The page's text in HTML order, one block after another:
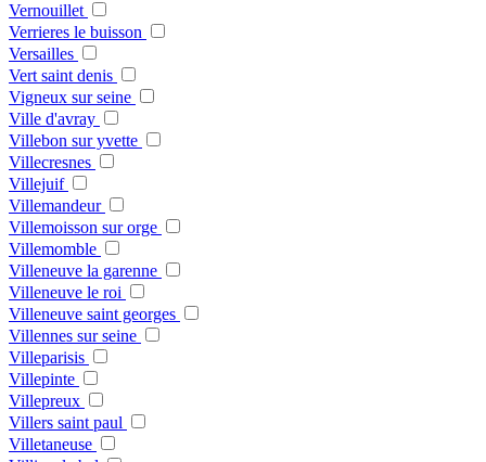
Vernouillet
Verrieres le buisson
Versailles
Vert saint denis
Vigneux sur seine
Ville d'avray
Villebon sur yvette
Villecresnes
Villejuif
Villemandeur
Villemoisson sur orge
Villemomble
Villeneuve la garenne
Villeneuve le roi
Villeneuve saint georges
Villennes sur seine
Villeparisis
Villepinte
Villepreux
Villers saint paul
Villetaneuse